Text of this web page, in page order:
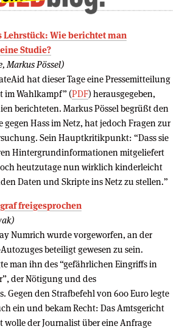
Lehrstück: Wie berichtet man
Studie?
Markus Pössel)
hat dieser Tage eine Pressemitteilung
im Wahlkampf” (PDF) herausgegeben,
berichteten. Markus Pössel begrüßt den
Hass im Netz, hat jedoch Fragen zur
Sein Hauptkritikpunkt: “Dass sie
Hintergrundinformationen mitgeliefert
heutzutage nun wirklich kinderleicht
Daten und Skripte ins Netz zu stellen.”
freigesprochen
Numrich wurde vorgeworfen, an der
beteiligt gewesen zu sein.
man ihn des “gefährlichen Eingriffs in
der Nötigung und des
Gegen den Strafbefehl von 600 Euro legte
ein und bekam Recht: Das Amtsgericht
wolle der Journalist über eine Anfrage